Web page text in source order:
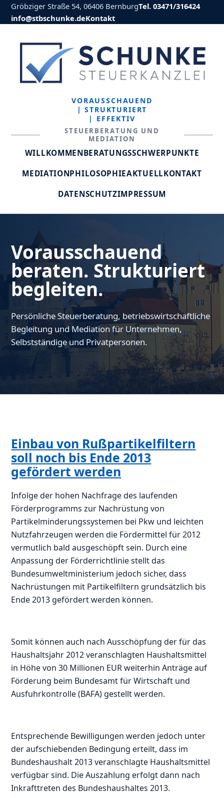
Gröbziger Straße 54, 06406 BernburgTel. 03471/316424
info@stbschunke.deKontakt
VORAUSSCHAUEND
| STRUKTURIERT
| EFFEKTIV
STEUERBERATUNG UND
MEDIATION
WILLKOMMENBERATUNGSSCHWERPUNKTE
MEDIATIONPHILOSOPHIEAKTUELLKONTAKT
DATENSCHUTZIMPRESSUM
Vorausschauend
beraten. Strukturiert
begleiten.
Persönliche Steuerberatung, betriebswirtschaftliche
Begleitung und Mediation für Unternehmen,
Selbstständige und Privatpersonen.
Einbau von Rußpartikelfiltern
soll noch bis Ende 2013
gefördert werden
Infolge der hohen Nachfrage des laufenden
Förderprogramms zur Nachrüstung von
Partikelminderungssystemen bei Pkw und leichten
Nutzfahrzeugen werden die Fördermittel für 2012
vermutlich bald ausgeschöpft sein. Durch eine
Anpassung der Förderrichtlinie stellt das
Bundesumweltministerium jedoch sicher, dass
Nachrüstungen mit Partikelfiltern grundsätzlich bis
Ende 2013 gefördert werden können.
Somit können auch nach Ausschöpfung der für das
Haushaltsjahr 2012 veranschlagten Haushaltsmittel
in Höhe von 30 Millionen EUR weiterhin Anträge auf
Förderung beim Bundesamt für Wirtschaft und
Ausfuhrkontrolle (BAFA) gestellt werden.
Entsprechende Bewilligungen werden jedoch unter
der aufschiebenden Bedingung erteilt, dass im
Bundeshaushalt 2013 veranschlagte Haushaltsmittel
verfügbar sind. Die Auszahlung erfolgt dann nach
Inkrafttreten des Bundeshaushaltes 2013.